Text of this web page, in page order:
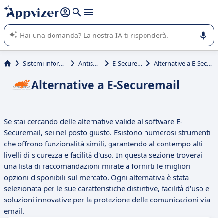
righe con
shift + enter
L'IA di Appvizer vi guida nell'utilizzo o nella scelta di un
software SaaS per la vostra azienda.
Sistemi informativi Antispam E-Securemail Alternative a E-Securemail
Alternative a E-Securemail
Se stai cercando delle alternative valide al software E-
Securemail, sei nel posto giusto. Esistono numerosi strumenti
che offrono funzionalità simili, garantendo al contempo alti
livelli di sicurezza e facilità d'uso. In questa sezione troverai
una lista di raccomandazioni mirate a fornirti le migliori
opzioni disponibili sul mercato. Ogni alternativa è stata
selezionata per le sue caratteristiche distintive, facilità d'uso e
soluzioni innovative per la protezione delle comunicazioni via
email.